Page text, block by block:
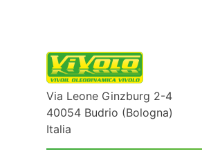
Via Leone Ginzburg 2-4
40054 Budrio (Bologna)
Italia